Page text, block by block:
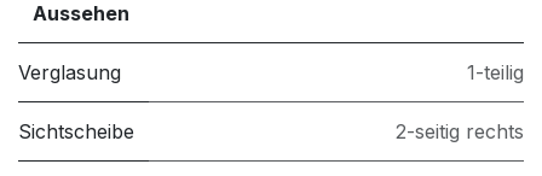
Aussehen
Verglasung 1-teilig
Sichtscheibe 2-seitig rechts